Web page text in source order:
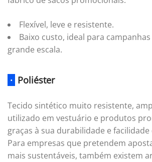
Flexível, leve e resistente.
Baixo custo, ideal para
grande escala.
· Poliéster
Tecido sintético muito resistente,
utilizado em vestuário e produtos
graças à sua durabilidade e
Para empresas que pretendem
mais sustentáveis, também existem